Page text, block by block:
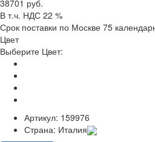
38701 руб.
В т.ч. НДС 22 %
Срок поставки по Москве 75
Цвет
Выберите Цвет:
Артикул: 159976
Страна: Италия